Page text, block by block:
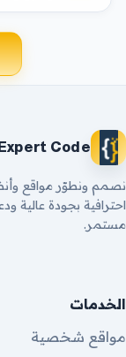
Expert Code
نصمم ونطوّر مواقع
احترافية بجودة عالية
مستمر.
الخدمات
مواقع شخصية